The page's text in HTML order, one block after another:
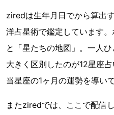
ziredは生年月日でから算出
洋占星術で鑑定しています
と「星たちの地図」。一人
大きく区別したのが12星座
当星座の1ヶ月の運勢を導い
またziredでは、ここで配信